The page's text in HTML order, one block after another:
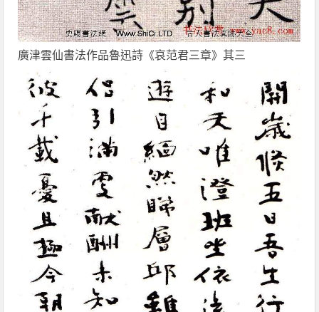
廣津雲仙書法作品魯迅詩《哀范君三章》其三